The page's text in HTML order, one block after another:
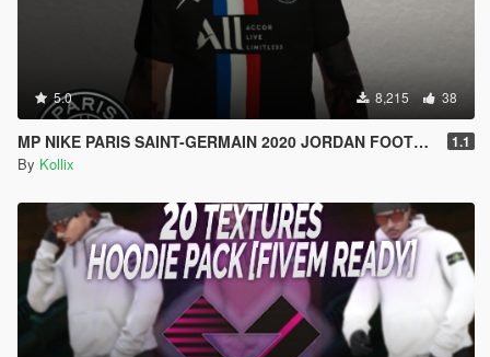
5.0 8,215 38
MP NIKE PARIS SAINT-GERMAIN 2020 JORDAN FOOTBALL JERSEY BLACK [Fivem Ready] 1.1
By Kollix